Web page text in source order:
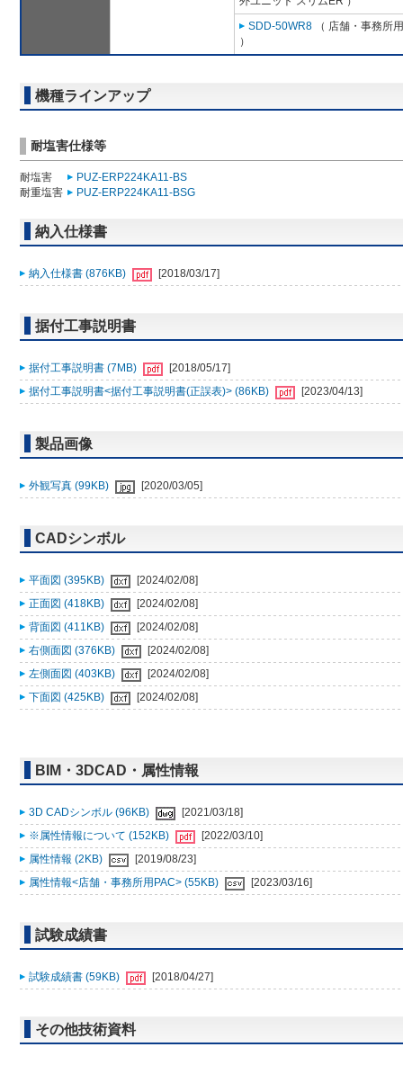
SDD-50WR8 （ 店舗・事務所
）
機種ラインアップ
耐塩害仕様等
耐塩害
PUZ-ERP224KA11-BS
耐重塩害
PUZ-ERP224KA11-BSG
納入仕様書
納入仕様書 (876KB) [2018/03/17]
据付工事説明書
据付工事説明書 (7MB)
[2018/05/17]
据付工事説明書<据付工事説明書(正誤表)> (86KB)
[2023/04/13]
製品画像
外観写真 (99KB) [2020/03/05]
CADシンボル
平面図 (395KB)
[2024/02/08]
正面図 (418KB)
[2024/02/08]
背面図 (411KB)
[2024/02/08]
右側面図 (376KB)
[2024/02/08]
左側面図 (403KB)
[2024/02/08]
下面図 (425KB)
[2024/02/08]
BIM・3DCAD・属性情報
3D CADシンボル (96KB)
[2021/03/18]
※属性情報について (152KB)
[2022/03/10]
属性情報 (2KB)
[2019/08/23]
属性情報<店舗・事務所用PAC> (55KB)
[2023/03/16]
試験成績書
試験成績書 (59KB) [2018/04/27]
その他技術資料